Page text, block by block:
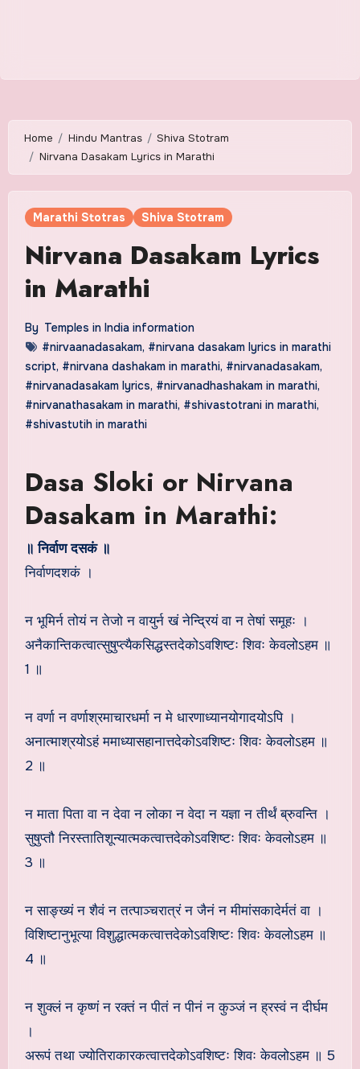
Home Hindu Mantras
Shiva Stotram
Nirvana Dasakam Lyrics in Marathi
Marathi Stotras Shiva Stotram
Nirvana Dasakam Lyrics
in Marathi
By Temples in India information
#nirvaanadasakam, #nirvana dasakam lyrics in marathi
script, #nirvana dashakam in marathi, #nirvanadasakam,
#nirvanadasakam lyrics, #nirvanadhashakam in marathi,
#nirvanathasakam in marathi, #shivastotrani in marathi,
#shivastutih in marathi
Dasa Sloki or Nirvana
Dasakam in Marathi:
॥ निर्वाण दसकं ॥
निर्वाणदशकं ।
न भूमिर्न तोयं न तेजो न वायुर्न खं नेन्द्रियं वा न तेषां समूहः ।
अनैकान्तिकत्वात्सुषुप्त्यैकसिद्धस्तदेकोऽवशिष्टः शिवः केवलोऽहम ॥
1 ॥
न वर्णा न वर्णाश्रमाचारधर्मा न मे धारणाध्यानयोगादयोऽपि ।
अनात्माश्रयोऽहं ममाध्यासहानात्तदेकोऽवशिष्टः शिवः केवलोऽहम ॥
2 ॥
न माता पिता वा न देवा न लोका न वेदा न यज्ञा न तीर्थं ब्रुवन्ति ।
सुषुप्तौ निरस्तातिशून्यात्मकत्वात्तदेकोऽवशिष्टः शिवः केवलोऽहम ॥
3 ॥
न साङ्ख्यं न शैवं न तत्पाञ्चरात्रं न जैनं न मीमांसकादेर्मतं वा ।
विशिष्टानुभूत्या विशुद्धात्मकत्वात्तदेकोऽवशिष्टः शिवः केवलोऽहम ॥
4 ॥
न शुक्लं न कृष्णं न रक्तं न पीतं न पीनं न कुञ्जं न ह्रस्वं न दीर्घम
।
अरूपं तथा ज्योतिराकारकत्वात्तदेकोऽवशिष्टः शिवः केवलोऽहम ॥ 5